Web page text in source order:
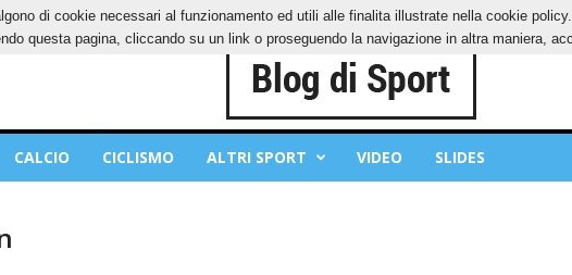
CONTATTI COOKIES PRIVACY POLICY
CALCIO CICLISMO ALTRI SPORT VIDEO SLIDES
di cookie necessari al funzionamento ed utili alle finalita illustrate nella cookie
questa pagina, cliccando su un link o proseguendo la navigazione in altra maniera,